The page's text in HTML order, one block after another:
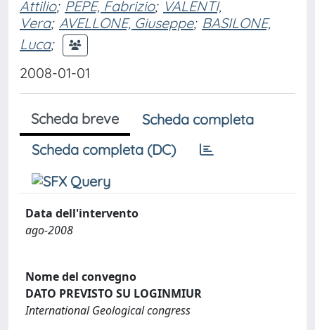
Attilio; PEPE, Fabrizio; VALENTI,
Vera; AVELLONE, Giuseppe; BASILONE,
Luca;
2008-01-01
Scheda breve
Scheda completa
Scheda completa (DC)
Data dell'intervento
ago-2008
Nome del convegno
DATO PREVISTO SU LOGINMIUR
International Geological congress